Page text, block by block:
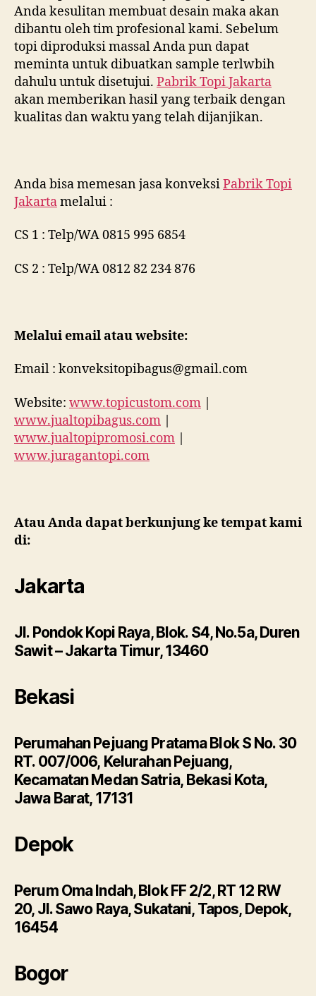
Anda kesulitan membuat desain maka akan
dibantu oleh tim profesional kami. Sebelum
topi diproduksi massal Anda pun dapat
meminta untuk dibuatkan sample terlwbih
dahulu untuk disetujui. Pabrik Topi Jakarta
akan memberikan hasil yang terbaik dengan
kualitas dan waktu yang telah dijanjikan.
Anda bisa memesan jasa konveksiPabrik Topi
Jakartamelalui :
CS 1 : Telp/WA 0815 995 6854
CS 2 : Telp/WA 0812 82 234 876
Melalui email atau website:
Email : konveksitopibagus@gmail.com
Website: www.topicustom.com |
www.jualtopibagus.com |
www.jualtopipromosi.com |
www.juragantopi.com
Atau Anda dapat berkunjung ke tempat kami
di:
Jakarta
Jl. Pondok Kopi Raya, Blok. S4, No.5a, Duren
Sawit – Jakarta Timur, 13460
Bekasi
Perumahan Pejuang Pratama Blok S No. 30
RT. 007/006, Kelurahan Pejuang,
Kecamatan Medan Satria, Bekasi Kota,
Jawa Barat, 17131
Depok
Perum Oma Indah, Blok FF 2/2, RT 12 RW
20, Jl. Sawo Raya, Sukatani, Tapos, Depok,
16454
Bogor